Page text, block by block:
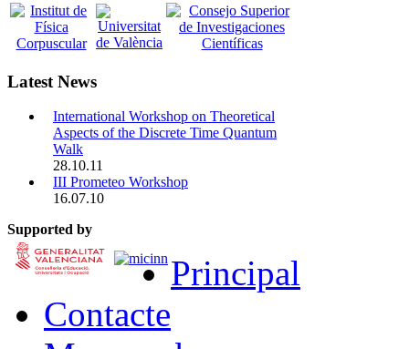
Latest News
International Workshop on Theoretical
Aspects of the Discrete Time Quantum
Walk
28.10.11
III Prometeo Workshop
16.07.10
Supported by
Principal
Contacte